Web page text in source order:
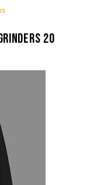
20